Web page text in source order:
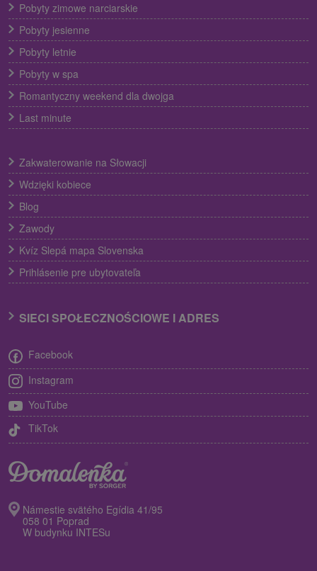
Pobyty zimowe narciarskie
Pobyty jesienne
Pobyty letnie
Pobyty w spa
Romantyczny weekend dla dwojga
Last minute
Zakwaterowanie na Słowacji
Wdzięki kobiece
Blog
Zawody
Kvíz Slepá mapa Slovenska
Prihlásenie pre ubytovateľa
SIECI SPOŁECZNOŚCIOWE I ADRES
Facebook
Instagram
YouTube
TikTok
Námestie svätého Egídia 41/95
058 01 Poprad
W budynku INTESu